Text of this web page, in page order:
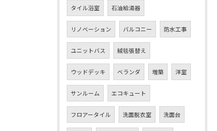
タイル浴室 石油給湯器
リノベーション バルコニー 防水工事
ユニットバス 絨毯張替え
ウッドデッキ ベランダ 増築 洋室
サンルーム エコキュート
フロアータイル 洗面脱衣室 洗面台